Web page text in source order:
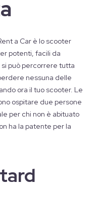
a Car è lo scooter
potenti, facili da
può percorrere tutta
nessuna delle
ora il tuo scooter. Le
ospitare due persone
per chi non è abituato
ha la patente per la